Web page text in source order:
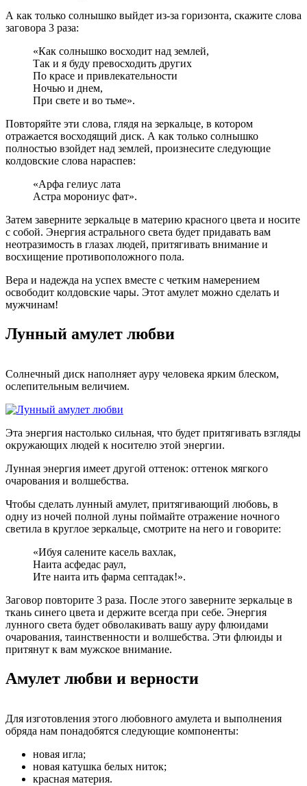
А как только солнышко выйдет из-за горизонта, скажите слова
заговора 3 раза:
«Как солнышко восходит над землей,
Так и я буду превосходить других
По красе и привлекательности
Ночью и днем,
При свете и во тьме».
Повторяйте эти слова, глядя на зеркальце, в котором
отражается восходящий диск. А как только солнышко
полностью взойдет над землей, произнесите следующие
колдовские слова нараспев:
«Арфа гелиус лата
Астра морониус фат».
Затем заверните зеркальце в материю красного цвета и носите
с собой. Энергия астрального света будет придавать вам
неотразимость в глазах людей, притягивать внимание и
восхищение противоположного пола.
Вера и надежда на успех вместе с четким намерением
освободит колдовские чары. Этот амулет можно сделать и
мужчинам!
Лунный амулет любви
Солнечный диск наполняет ауру человека ярким блеском,
ослепительным величием.
Эта энергия настолько сильная, что будет притягивать взгляды
окружающих людей к носителю этой энергии.
Лунная энергия имеет другой оттенок: оттенок мягкого
очарования и волшебства.
Чтобы сделать лунный амулет, притягивающий любовь, в
одну из ночей полной луны поймайте отражение ночного
светила в круглое зеркальце, смотрите на него и говорите:
«Ибуя салените касель вахлак,
Наита асфедас раул,
Ите наита ить фарма септадак!».
Заговор повторите 3 раза. После этого заверните зеркальце в
ткань синего цвета и держите всегда при себе. Энергия
лунного света будет обволакивать вашу ауру флюидами
очарования, таинственности и волшебства. Эти флюиды и
притянут к вам мужское внимание.
Амулет любви и верности
Для изготовления этого любовного амулета и выполнения
обряда нам понадобятся следующие компоненты:
новая игла;
новая катушка белых ниток;
красная материя.